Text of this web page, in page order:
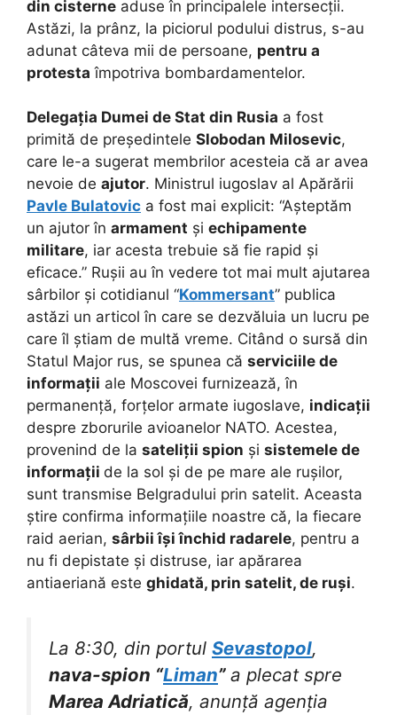
din cisterne aduse în principalele intersecții.
Astăzi, la prânz, la piciorul podului distrus, s-au
adunat câteva mii de persoane, pentru a
protesta împotriva bombardamentelor.
Delegația Dumei de Stat din Rusia a fost
primită de președintele Slobodan Milosevic,
care le-a sugerat membrilor acesteia că ar avea
nevoie de ajutor. Ministrul iugoslav al Apărării
Pavle Bulatovic a fost mai explicit: “Așteptăm
un ajutor în armament și echipamente
militare, iar acesta trebuie să fie rapid și
eficace.” Rușii au în vedere tot mai mult ajutarea
sârbilor și cotidianul “Kommersant” publica
astăzi un articol în care se dezvăluia un lucru pe
care îl știam de multă vreme. Citând o sursă din
Statul Major rus, se spunea că serviciile de
informații ale Moscovei furnizează, în
permanență, forțelor armate iugoslave, indicații
despre zborurile avioanelor NATO. Acestea,
provenind de la sateliții spion și sistemele de
informații de la sol și de pe mare ale rușilor,
sunt transmise Belgradului prin satelit. Aceasta
știre confirma informațiile noastre că, la fiecare
raid aerian, sârbii își închid radarele, pentru a
nu fi depistate și distruse, iar apărarea
antiaeriană este ghidată, prin satelit, de ruși.
La 8:30, din portul Sevastopol,
nava-spion “Liman” a plecat spre
Marea Adriatică, anunță agenția